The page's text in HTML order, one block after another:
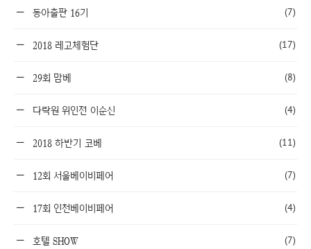
동아출판 16기 (7)
2018 레고체험단 (17)
29회 맘베 (8)
다락원 위인전 이순신 (4)
2018 하반기 코베 (11)
12회 서울베이비페어 (7)
17회 인천베이비페어 (4)
호텔 SHOW (7)